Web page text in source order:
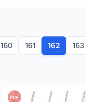
160 161 162 163
PDF